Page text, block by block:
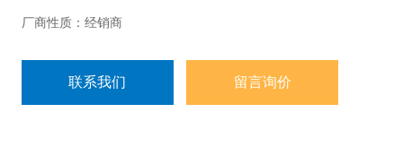
厂商性质：经销商
联系我们 留言询价